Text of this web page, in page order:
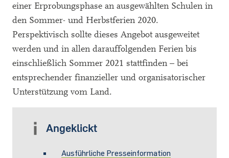
einer Erprobungsphase an ausgewählten Schulen in
den Sommer- und Herbstferien 2020.
Perspektivisch sollte dieses Angebot ausgeweitet
werden und in allen darauffolgenden Ferien bis
einschließlich Sommer 2021 stattfinden – bei
entsprechender finanzieller und organisatorischer
Unterstützung vom Land.
Angeklickt
Ausführliche Presseinformation